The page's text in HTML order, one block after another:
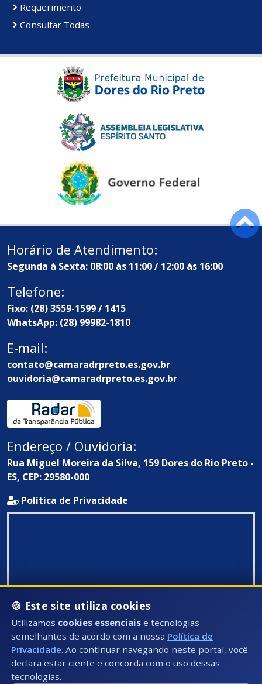
Requerimento
Consultar Todas
Horário de Atendimento:
Segunda à Sexta: 08:00 às 11:00 / 12:00 às 16:00
Telefone:
Fixo: (28) 3559-1599 / 1415
WhatsApp: (28) 99982-1810
E-mail:
contato@camaradrpreto.es.gov.br
ouvidoria@camaradrpreto.es.gov.br
Endereço / Ouvidoria:
Rua Miguel Moreira da Silva, 159 Dores do Rio Preto -
ES, CEP: 29580-000
Política de Privacidade
🍪 Este site utiliza cookies
Utilizamos cookies essenciais e tecnologias
semelhantes de acordo com a nossa Política de
Privacidade. Ao continuar navegando neste portal, você
declara estar ciente e concorda com o uso dessas
tecnologias.